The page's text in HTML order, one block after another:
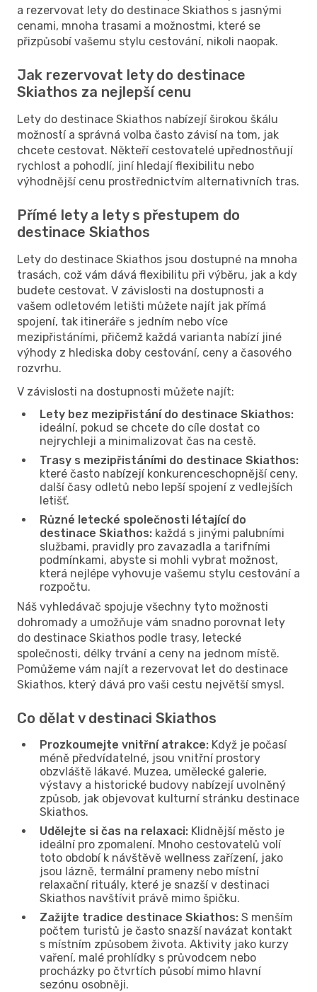
a rezervovat lety do destinace Skiathos s jasnými
cenami, mnoha trasami a možnostmi, které se
přizpůsobí vašemu stylu cestování, nikoli naopak.
Jak rezervovat lety do destinace
Skiathos za nejlepší cenu
Lety do destinace Skiathos nabízejí širokou škálu
možností a správná volba často závisí na tom, jak
chcete cestovat. Někteří cestovatelé upřednostňují
rychlost a pohodlí, jiní hledají flexibilitu nebo
výhodnější cenu prostřednictvím alternativních tras.
Přímé lety a lety s přestupem do
destinace Skiathos
Lety do destinace Skiathos jsou dostupné na mnoha
trasách, což vám dává flexibilitu při výběru, jak a kdy
budete cestovat. V závislosti na dostupnosti a
vašem odletovém letišti můžete najít jak přímá
spojení, tak itineráře s jedním nebo více
mezipřistáními, přičemž každá varianta nabízí jiné
výhody z hlediska doby cestování, ceny a časového
rozvrhu.
V závislosti na dostupnosti můžete najít:
Lety bez mezipřistání do destinace Skiathos:
ideální, pokud se chcete do cíle dostat co
nejrychleji a minimalizovat čas na cestě.
Trasy s mezipřistáními do destinace Skiathos:
které často nabízejí konkurenceschopnější ceny,
další časy odletů nebo lepší spojení z vedlejších
letišť.
Různé letecké společnosti létající do
destinace Skiathos: každá s jinými palubními
službami, pravidly pro zavazadla a tarifními
podmínkami, abyste si mohli vybrat možnost,
která nejlépe vyhovuje vašemu stylu cestování a
rozpočtu.
Náš vyhledávač spojuje všechny tyto možnosti
dohromady a umožňuje vám snadno porovnat lety
do destinace Skiathos podle trasy, letecké
společnosti, délky trvání a ceny na jednom místě.
Pomůžeme vám najít a rezervovat let do destinace
Skiathos, který dává pro vaši cestu největší smysl.
Co dělat v destinaci Skiathos
Prozkoumejte vnitřní atrakce: Když je počasí
méně předvídatelné, jsou vnitřní prostory
obzvláště lákavé. Muzea, umělecké galerie,
výstavy a historické budovy nabízejí uvolněný
způsob, jak objevovat kulturní stránku destinace
Skiathos.
Udělejte si čas na relaxaci: Klidnější město je
ideální pro zpomalení. Mnoho cestovatelů volí
toto období k návštěvě wellness zařízení, jako
jsou lázně, termální prameny nebo místní
relaxační rituály, které je snazší v destinaci
Skiathos navštívit právě mimo špičku.
Zažijte tradice destinace Skiathos: S menším
počtem turistů je často snazší navázat kontakt
s místním způsobem života. Aktivity jako kurzy
vaření, malé prohlídky s průvodcem nebo
procházky po čtvrtích působí mimo hlavní
sezónu osobněji.